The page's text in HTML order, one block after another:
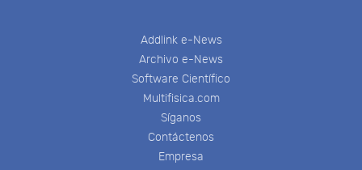
Addlink e-News
Archivo e-News
Software Científico
Multifisica.com
Síganos
Contáctenos
Empresa